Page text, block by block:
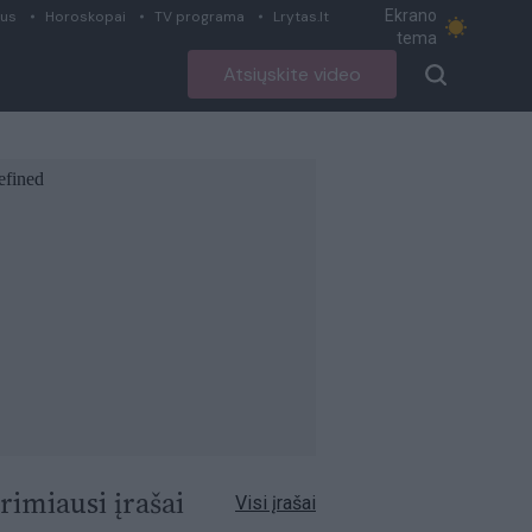
Horoskopai TV programa Lrytas.lt
Ekrano
tema
Atsiųskite video
įrašai Visi įrašai